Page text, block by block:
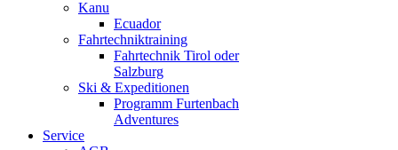
Kanu
Ecuador
Fahrtechniktraining
Fahrtechnik Tirol oder
Salzburg
Ski & Expeditionen
Programm Furtenbach
Adventures
Service